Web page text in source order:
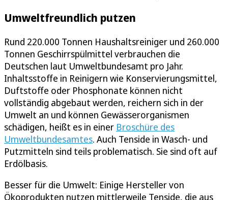
Umweltfreundlich putzen
Rund 220.000 Tonnen Haushaltsreiniger und 260.000
Tonnen Geschirrspülmittel verbrauchen die
Deutschen laut Umweltbundesamt pro Jahr.
Inhaltsstoffe in Reinigern wie Konservierungsmittel,
Duftstoffe oder Phosphonate können nicht
vollständig abgebaut werden, reichern sich in der
Umwelt an und können Gewässerorganismen
schädigen, heißt es in einer Broschüre des
Umweltbundesamtes. Auch Tenside in Wasch- und
Putzmitteln sind teils problematisch. Sie sind oft auf
Erdölbasis.
Besser für die Umwelt: Einige Hersteller von
Ökoprodukten nutzen mittlerweile Tenside, die aus